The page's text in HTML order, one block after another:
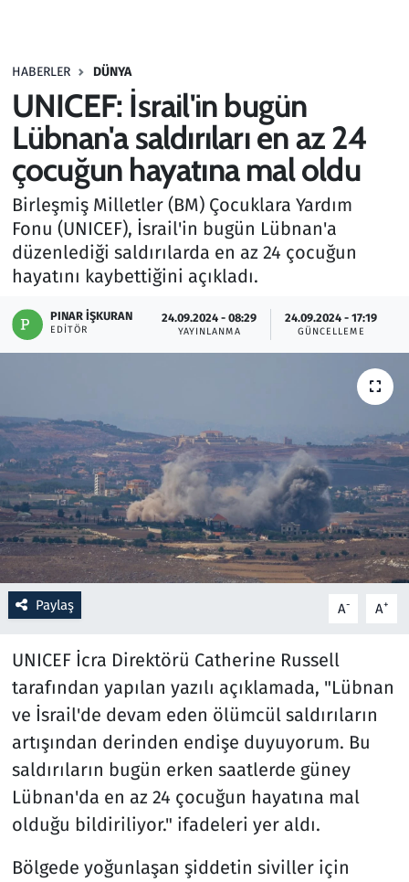
HABERLER DÜNYA
UNICEF: İsrail'in bugün
Lübnan'a saldırıları en az 24
çocuğun hayatına mal oldu
Birleşmiş Milletler (BM) Çocuklara Yardım
Fonu (UNICEF), İsrail'in bugün Lübnan'a
düzenlediği saldırılarda en az 24 çocuğun
hayatını kaybettiğini açıkladı.
PINAR İŞKURAN
EDITÖR
24.09.2024 - 08:29
YAYINLANMA
24.09.2024 - 17:19
GÜNCELLEME
Paylaş A- A+
UNICEF İcra Direktörü Catherine Russell
tarafından yapılan yazılı açıklamada, "Lübnan
ve İsrail'de devam eden ölümcül saldırıların
artışından derinden endişe duyuyorum. Bu
saldırıların bugün erken saatlerde güney
Lübnan'da en az 24 çocuğun hayatına mal
olduğu bildiriliyor." ifadeleri yer aldı.
Bölgede yoğunlaşan şiddetin siviller için
Haber
Kültür Sanat
Kurumsal Haberler
Lezzet Durağı
Memur ve Kamu
Otomobil
Oyun
Resmi İlanlar
Rüya Tabirleri
Sağlık
Savunma Sanayi
Spor
Teknoloji ve Bilim
Televizyon